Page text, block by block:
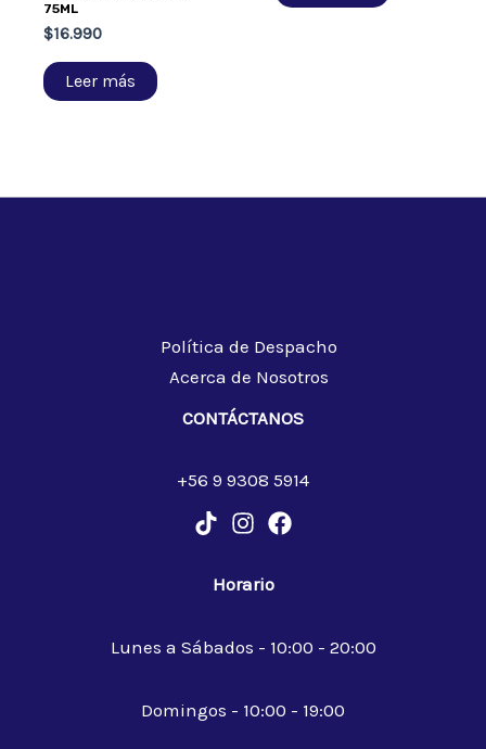
75ML
$16.990
Leer más
Política de Despacho
Acerca de Nosotros
CONTÁCTANOS
+56 9 9308 5914
Horario
Lunes a Sábados - 10:00 - 20:00
Domingos - 10:00 - 19:00